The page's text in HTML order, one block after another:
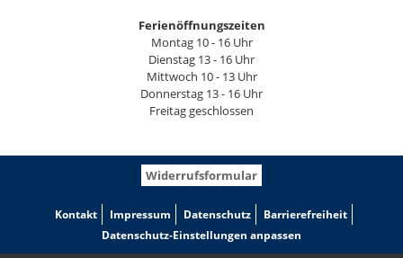
Ferienöffnungszeiten
Montag 10 - 16 Uhr
Dienstag 13 - 16 Uhr
Mittwoch 10 - 13 Uhr
Donnerstag 13 - 16 Uhr
Freitag geschlossen
Widerrufsformular
Kontakt Impressum Datenschutz
Barrierefreiheit
Datenschutz-Einstellungen anpassen